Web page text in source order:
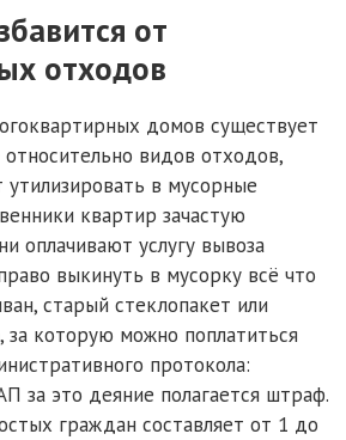
от
отходов
домов существует
видов отходов,
в мусорные
квартир зачастую
оплачивают услугу вывоза
выкинуть в мусорку всё что
старый стеклопакет или
которую можно поплатиться
протокола:
за это деяние полагается штраф.
граждан составляет от 1 до